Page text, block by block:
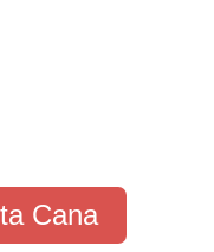
Cana